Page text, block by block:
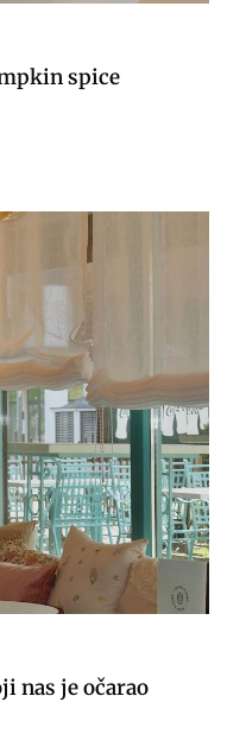
spice
nas je očarao